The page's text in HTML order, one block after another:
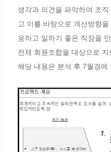
생각과 의견을 파악하여 조
고 이를 바탕으로 개선방향
응하고 일하기 좋은 직장을
전체 회원조합을 대상으로
해당 내용은 분석 후 7월경에